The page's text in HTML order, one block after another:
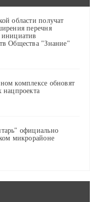
области получат
перечня
инициатив
Общества "Знание"
комплексе обновят
нацпроекта
официально
микрорайоне